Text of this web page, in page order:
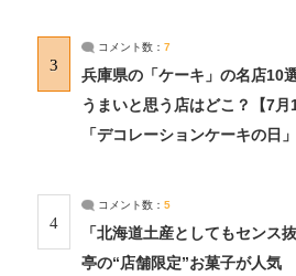
3
コメント数： 7
兵庫県の「ケーキ」の名店
うまいと思う店はどこ？【7月
「デコレーションケーキの日」
4
コメント数： 5
「北海道土産としてもセンス
亭の“店舗限定”お菓子が人気